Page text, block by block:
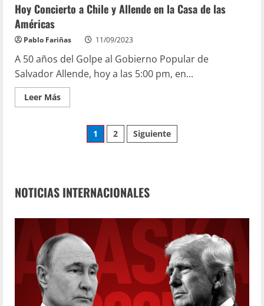
Hoy Concierto a Chile y Allende en la Casa de las
Américas
Pablo Fariñas 11/09/2023
A 50 años del Golpe al Gobierno Popular de
Salvador Allende, hoy a las 5:00 pm, en...
Leer Más
1 2 Siguiente
NOTICIAS INTERNACIONALES